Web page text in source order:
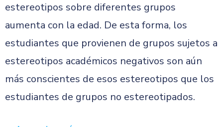
estereotipos sobre diferentes grupos
aumenta con la edad. De esta forma, los
estudiantes que provienen de grupos sujetos a
estereotipos académicos negativos son aún
más conscientes de esos estereotipos que los
estudiantes de grupos no estereotipados.